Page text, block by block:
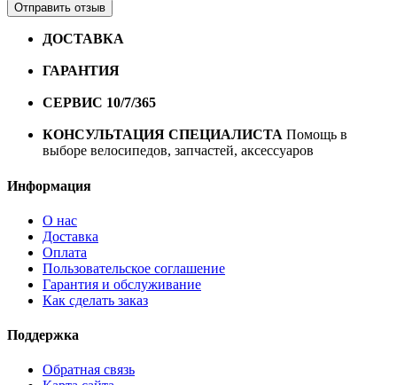
Отправить отзыв
ДОСТАВКА
ГАРАНТИЯ
СЕРВИС 10/7/365
КОНСУЛЬТАЦИЯ СПЕЦИАЛИСТА Помощь в
выборе велосипедов, запчастей, аксессуаров
Информация
О нас
Доставка
Оплата
Пользовательское соглашение
Гарантия и обслуживание
Как сделать заказ
Поддержка
Обратная связь